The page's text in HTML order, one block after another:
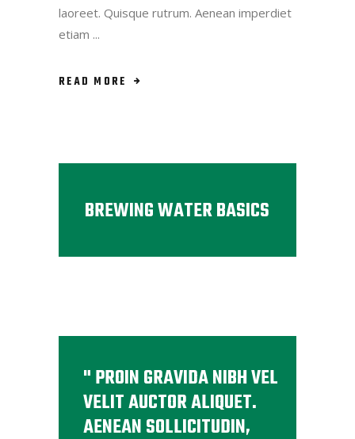
laoreet. Quisque rutrum. Aenean imperdiet
etiam
READ MORE
BREWING WATER BASICS
PROIN GRAVIDA NIBH VEL
VELIT AUCTOR ALIQUET.
AENEAN SOLLICITUDIN,